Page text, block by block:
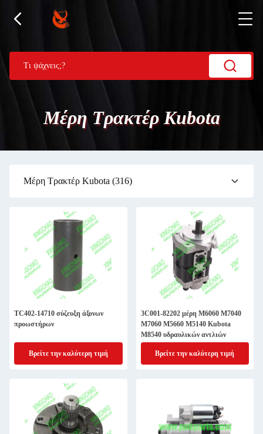
Μέρη Τρακτέρ Kubota
Μέρη Τρακτέρ Kubota (316)
TC402-14710 σύζευξη άξονων
προωστήρων
Βρείτε την καλύτερη τιμή
3C001-82202 μέρη M6060 M7040
M7060 M5660 M5140 Kubota
M8540 υδραυλικών αντλιών
Βρείτε την καλύτερη τιμή